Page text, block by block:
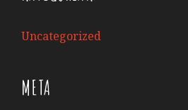
Uncategorized
META